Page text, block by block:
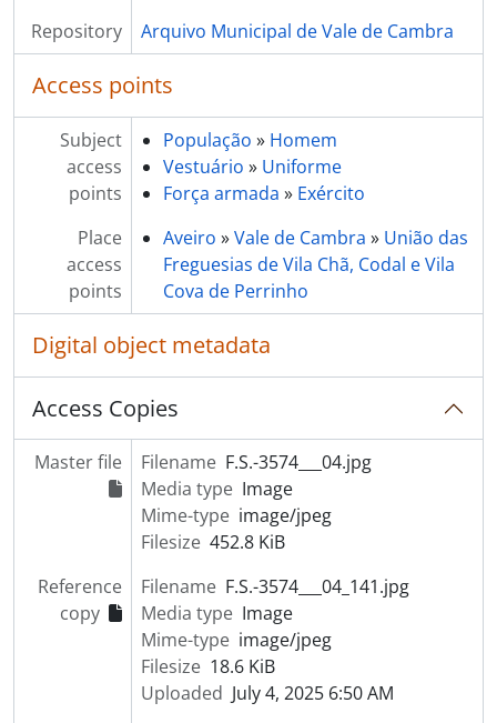
Repository
Arquivo Municipal de Vale de Cambra
Access points
Subject
access
points
População » Homem
Vestuário » Uniforme
Força armada » Exército
Place
access
points
Aveiro »Vale de Cambra » União das
Freguesias de Vila Chã, Codal e Vila
Cova de Perrinho
Digital object metadata
Access Copies
Master file Filename F.S.-3574___04.jpg
Media type Image
Mime-type image/jpeg
Filesize 452.8 KiB
Reference
copy
Filename F.S.-3574___04_141.jpg
Media type Image
Mime-type image/jpeg
Filesize 18.6 KiB
Uploaded July 4, 2025 6:50 AM